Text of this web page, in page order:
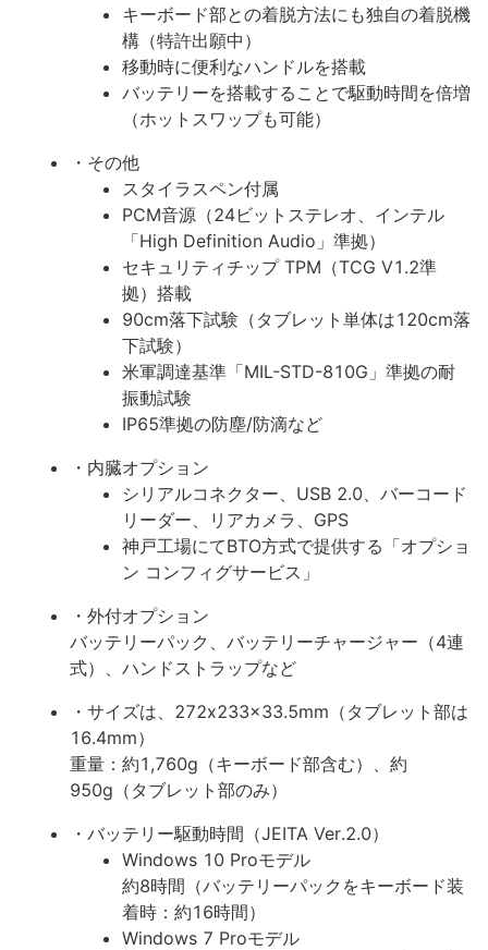
キーボード部との着脱方法にも独自の着脱機
構（特許出願中）
移動時に便利なハンドルを搭載
バッテリーを搭載することで駆動時間を倍増
（ホットスワップも可能）
・その他
スタイラスペン付属
PCM音源（24ビットステレオ、インテル
「High Definition Audio」準拠）
セキュリティチップ TPM（TCG V1.2準
拠）搭載
90cm落下試験（タブレット単体は120cm落
下試験）
米軍調達基準「MIL-STD-810G」準拠の耐
振動試験
IP65準拠の防塵/防滴など
・内臓オプション
シリアルコネクター、USB 2.0、バーコード
リーダー、リアカメラ、GPS
神戸工場にてBTO方式で提供する「オプショ
ン コンフィグサービス」
・外付オプション
バッテリーパック、バッテリーチャージャー（4連
式）、ハンドストラップなど
・サイズは、272x233x33.5mm（タブレット部は
16.4mm）
重量：約1,760g（キーボード部含む）、約
950g（タブレット部のみ）
・バッテリー駆動時間（JEITA Ver.2.0）
Windows 10 Proモデル
約8時間（バッテリーパックをキーボード装
着時：約16時間）
Windows 7 Proモデル